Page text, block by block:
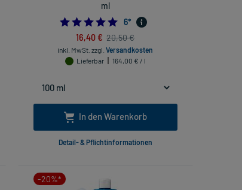
ml
5.0
6*
16,40 € 20,50 €
inkl. MwSt. zzgl.Versandkosten
Lieferbar
164,00 € / l
In den Warenkorb
Detail- & Pflichtinformationen
-20%*